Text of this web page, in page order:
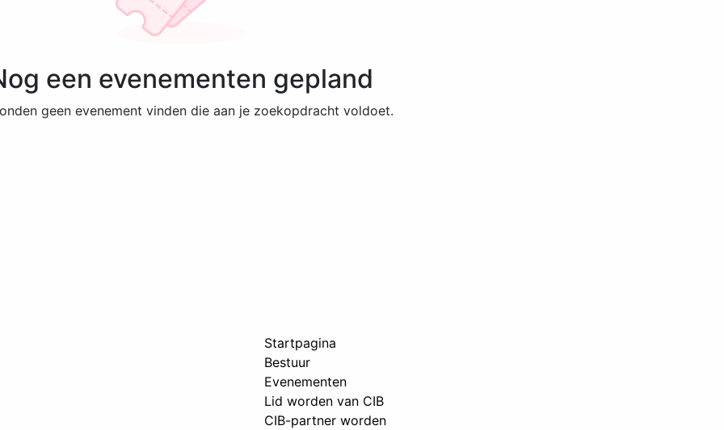
een evenementen gepland
geen evenement vinden die aan je zoekopdracht voldoet.
Startpagina
Bestuur
Evenementen
Lid worden van CIB
CIB-partner worden